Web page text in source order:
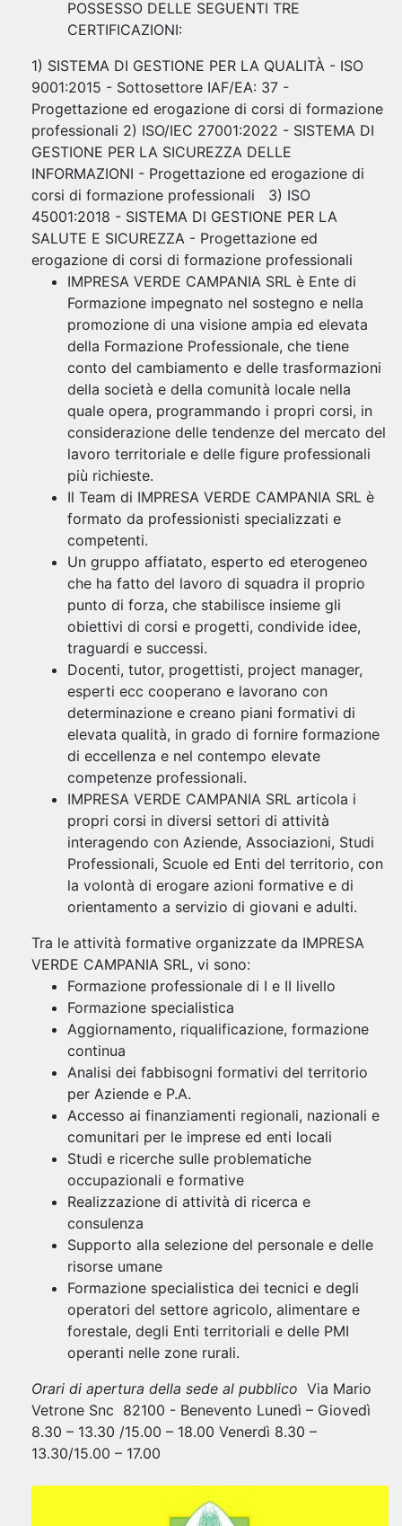
POSSESSO DELLE SEGUENTI TRE
CERTIFICAZIONI:
1) SISTEMA DI GESTIONE PER LA QUALITÀ - ISO
9001:2015 - Sottosettore IAF/EA: 37 -
Progettazione ed erogazione di corsi di formazione
professionali 2) ISO/IEC 27001:2022 - SISTEMA DI
GESTIONE PER LA SICUREZZA DELLE
INFORMAZIONI - Progettazione ed erogazione di
corsi di formazione professionali 3) ISO
45001:2018 - SISTEMA DI GESTIONE PER LA
SALUTE E SICUREZZA - Progettazione ed
erogazione di corsi di formazione professionali
IMPRESA VERDE CAMPANIA SRL è Ente di
Formazione impegnato nel sostegno e nella
promozione di una visione ampia ed elevata
della Formazione Professionale, che tiene
conto del cambiamento e delle trasformazioni
della società e della comunità locale nella
quale opera, programmando i propri corsi, in
considerazione delle tendenze del mercato del
lavoro territoriale e delle figure professionali
più richieste.
Il Team di IMPRESA VERDE CAMPANIA SRL è
formato da professionisti specializzati e
competenti.
Un gruppo affiatato, esperto ed eterogeneo
che ha fatto del lavoro di squadra il proprio
punto di forza, che stabilisce insieme gli
obiettivi di corsi e progetti, condivide idee,
traguardi e successi.
Docenti, tutor, progettisti, project manager,
esperti ecc cooperano e lavorano con
determinazione e creano piani formativi di
elevata qualità, in grado di fornire formazione
di eccellenza e nel contempo elevate
competenze professionali.
IMPRESA VERDE CAMPANIA SRL articola i
propri corsi in diversi settori di attività
interagendo con Aziende, Associazioni, Studi
Professionali, Scuole ed Enti del territorio, con
la volontà di erogare azioni formative e di
orientamento a servizio di giovani e adulti.
Tra le attività formative organizzate da IMPRESA
VERDE CAMPANIA SRL, vi sono:
Formazione professionale di I e II livello
Formazione specialistica
Aggiornamento, riqualificazione, formazione
continua
Analisi dei fabbisogni formativi del territorio
per Aziende e P.A.
Accesso ai finanziamenti regionali, nazionali e
comunitari per le imprese ed enti locali
Studi e ricerche sulle problematiche
occupazionali e formative
Realizzazione di attività di ricerca e
consulenza
Supporto alla selezione del personale e delle
risorse umane
Formazione specialistica dei tecnici e degli
operatori del settore agricolo, alimentare e
forestale, degli Enti territoriali e delle PMI
operanti nelle zone rurali.
Orari di apertura della sede al pubblico Via Mario
Vetrone Snc 82100 - Benevento Lunedì – Giovedì
8.30 – 13.30 /15.00 – 18.00 Venerdì 8.30 –
13.30/15.00 – 17.00